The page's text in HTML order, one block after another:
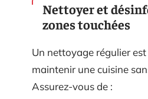
Nettoyer et
zones touchées
Un nettoyage régulier
maintenir une cuisine
Assurez-vous de :